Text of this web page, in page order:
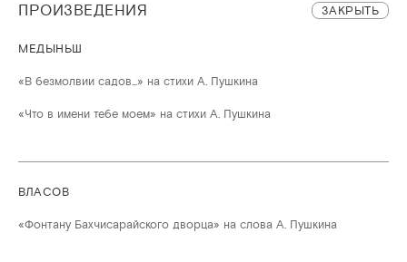
ПРОИЗВЕДЕНИЯ ЗАКРЫТЬ
МЕДЫНЬШ
«В безмолвии садов...» на стихи А. Пушкина
«Что в имени тебе моем» на стихи А. Пушкина
ВЛАСОВ
«Фонтану Бахчисарайского дворца» на слова А. Пушкина